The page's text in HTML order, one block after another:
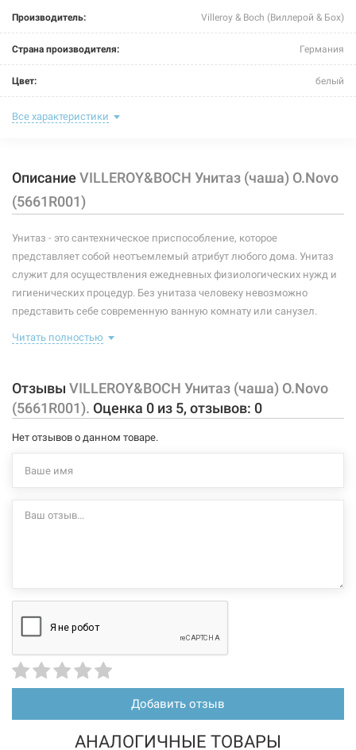
Производитель: Villeroy & Boch (Виллерой & Бох)
Страна производителя: Германия
Цвет: белый
Размер (ДxШxВ):
Тип монтажа: напольный
Форма:
Подвод воды:
Выпуск: горизонтальный
Бачок:
Все характеристики
Описание VILLEROY&BOCH Унитаз (чаша) O.Novo
(5661R001)
Унитаз - это сантехническое приспособление, которое
представляет собой неотъемлемый атрибут любого дома. Унитаз
служит для осуществления ежедневных физиологических нужд и
гигиенических процедур. Без унитаза человеку невозможно
представить себе современную ванную комнату или санузел.
сантехнических приспособлений. Они могут производиться из
и прочими особенностями.
напольный способ установки
горизонтальный выпуск
унитаз без ободка - технология DirectFlush
Характеристики и конфигурация изделия, а также комплектация
товара могут изменяться производителем без уведомления. За
внесенные производителем изменения, магазин ответственности
Читать полностью
Отзывы VILLEROY&BOCH Унитаз (чаша) O.Novo
(5661R001). Оценка 0 из 5, отзывов: 0
Нет отзывов о данном товаре.
Добавить отзыв
АНАЛОГИЧНЫЕ ТОВАРЫ